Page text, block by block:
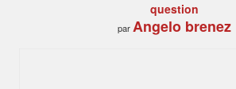
question
parAngelo brenez